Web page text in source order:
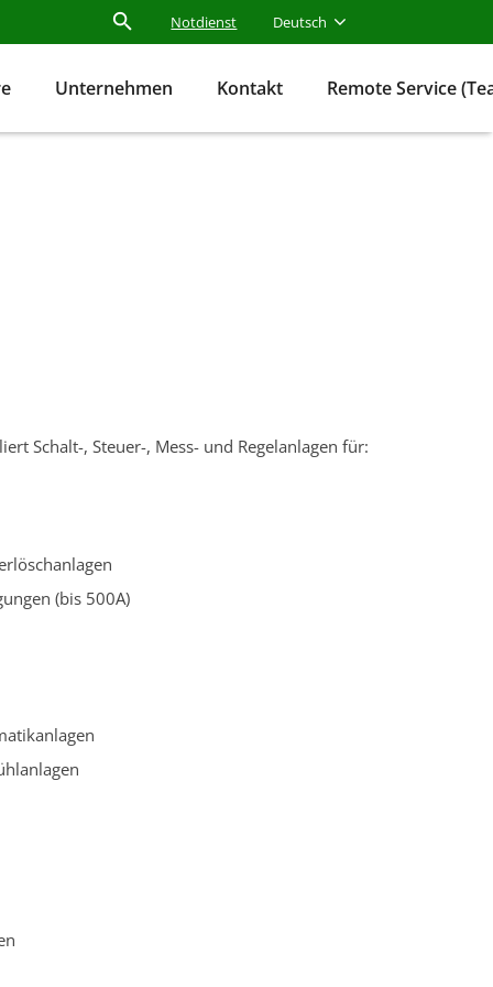
Notdienst Deutsch
Unternehmen Kontakt Remote Service
Schalt-, Steuer-, Mess- und Regelanlagen für:
(bis 500A)